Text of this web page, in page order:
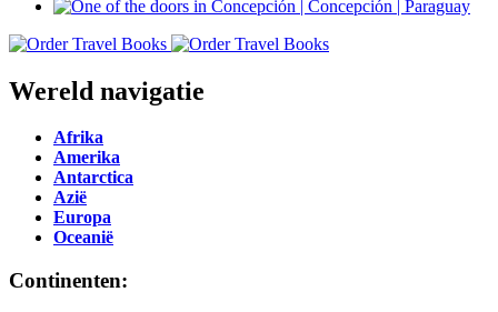
Wereld navigatie
Afrika
Amerika
Antarctica
Azië
Europa
Oceanië
Continenten: